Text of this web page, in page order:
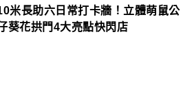
米長助六日常打卡牆！立體萌鼠公
葵花拱門4大亮點快閃店